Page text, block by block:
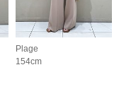
Plage
154cm